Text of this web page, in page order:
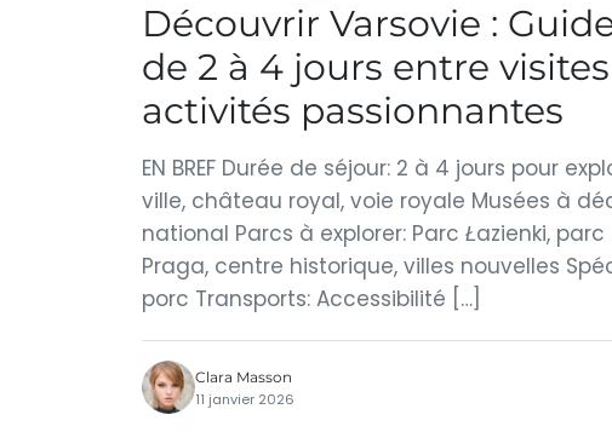
Découvrir Varsovie :
de 2 à 4 jours entre
activités passionnantes
EN BREF Durée de séjour: 2 à 4 jours pour
ville, château royal, voie royale Musées à
national Parcs à explorer: Parc Łazienki,
Praga, centre historique, villes nouvelles
porc Transports: Accessibilité […]
Clara Masson
11 janvier 2026